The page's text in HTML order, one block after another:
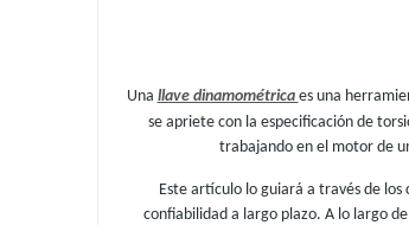
Una llave dinamométrica es una
se apriete con la especificación de
trabajando en el motor de
Este artículo lo guiará a través de
confiabilidad a largo plazo. A lo largo